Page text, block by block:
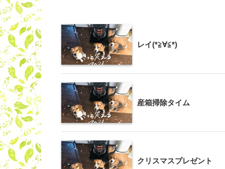
レイ(*≧∀≦*)
産箱掃除タイム
クリスマスプレゼント